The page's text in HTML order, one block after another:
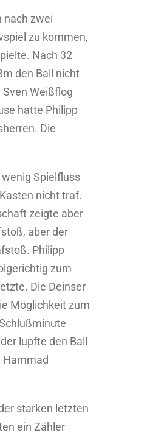
nach zwei
zu kommen,
Nach 32
den Ball nicht
Weißflog
hatte Philipp
Die
Spielfluss
nicht traf.
zeigte aber
aber der
Philipp
zum
Die Deinser
Möglichkeit zum
lupfte den Ball
Hammad
starken letzten
ein Zähler